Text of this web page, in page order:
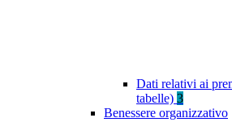
Dati relativi ai
tabelle) 3
Benessere organizzativo